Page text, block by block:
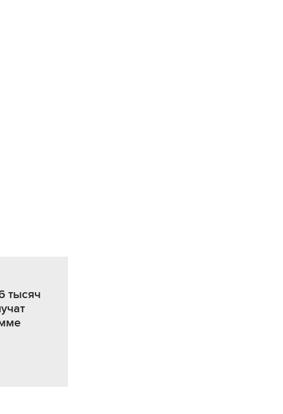
тысяч